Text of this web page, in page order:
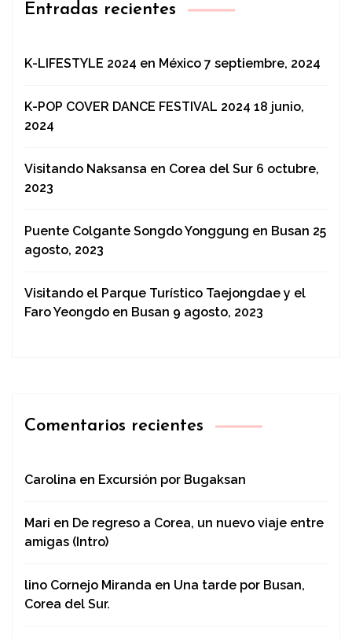
Entradas recientes
K-LIFESTYLE 2024 en México 7 septiembre, 2024
K-POP COVER DANCE FESTIVAL 2024 18 junio,
2024
Visitando Naksansa en Corea del Sur 6 octubre,
2023
Puente Colgante Songdo Yonggung en Busan 25
agosto, 2023
Visitando el Parque Turístico Taejongdae y el
Faro Yeongdo en Busan 9 agosto, 2023
Comentarios recientes
Carolina en Excursión por Bugaksan
Mari en De regreso a Corea, un nuevo viaje entre
amigas (Intro)
lino Cornejo Miranda en Una tarde por Busan,
Corea del Sur.